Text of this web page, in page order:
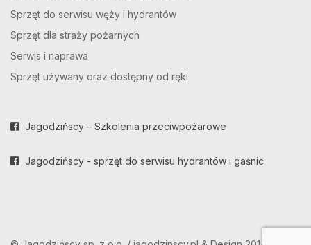
Sprzęt do serwisu węży i hydrantów
Sprzęt dla straży pożarnych
Serwis i naprawa
Sprzęt używany oraz dostępny od ręki
Jagodzińscy – Szkolenia przeciwpożarowe
Jagodzińscy - sprzęt do serwisu hydrantów i gaśnic